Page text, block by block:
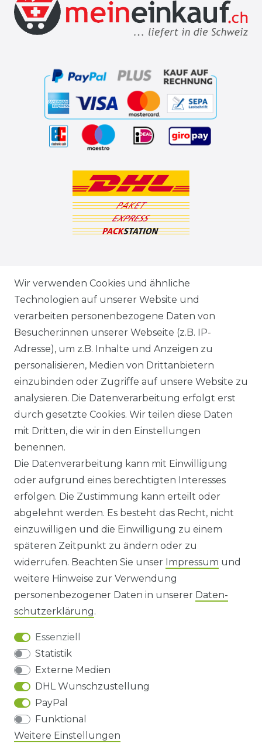
VERSANDARTEN & -KOSTEN
GEWERBETREIBENDE?
HILFE
KONTAKT
ANFAHRT
WIDERRUFS­FORMULAR
HINWEISE ZUR BATTERIEENTSORGUNG
IMPRESSUM
AGB UND KUNDENINFORMATIONEN
DATENSCHUTZERKLÄRUNG
BARRIEREFREIHEIT
Impressum Daten­schutz­erklärung
Barrierefreiheitserklärung
Wir verwenden Cookies und ähnliche
Technologien auf unserer Website und
verarbeiten personenbezogene Daten von
Besucher:innen unserer Webseite (z.B. IP-
Adresse), um z.B. Inhalte und Anzeigen zu
personalisieren, Medien von Drittanbietern
einzubinden oder Zugriffe auf unsere Website zu
analysieren. Die Datenverarbeitung erfolgt erst
durch gesetzte Cookies. Wir teilen diese Daten
mit Dritten, die wir in den Einstellungen
benennen.
Die Datenverarbeitung kann mit Einwilligung
oder aufgrund eines berechtigten Interesses
erfolgen. Die Zustimmung kann erteilt oder
abgelehnt werden. Es besteht das Recht, nicht
einzuwilligen und die Einwilligung zu einem
späteren Zeitpunkt zu ändern oder zu
widerrufen. Beachten Sie unser Impressum und
weitere Hinweise zur Verwendung
personenbezogener Daten in unserer Daten­
schutz­erklärung.
Essenziell
Statistik
Externe Medien
DHL Wunschzustellung
PayPal
Funktional
Weitere Einstellungen